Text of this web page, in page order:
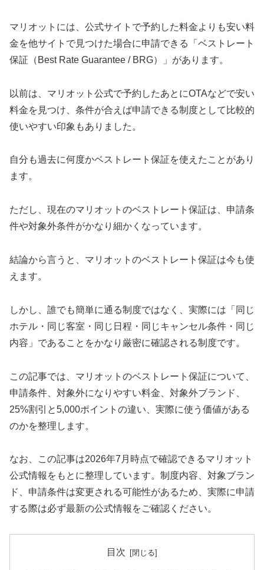
マリオットには、公式サイトで予約した料金よりも安い料
金を他サイトで見つけた場合に申請できる「ベストレート
保証（Best Rate Guarantee / BRG）」があります。
以前は、マリオット公式で予約したあとにOTAなどで安い
料金を見つけ、条件が合えば申請できる制度として比較的
使いやすい印象もありました。
自分も過去に何度かベストレート保証を使えたことがあり
ます。
ただし、現在のマリオットのベストレート保証は、申請条
件や対象外条件がかなり細かくなっています。
結論から言うと、マリオットのベストレート保証は今も使
えます。
しかし、誰でも簡単に通る制度ではなく、実際には「同じ
ホテル・同じ客室・同じ日程・同じキャンセル条件・同じ
内容」であることをかなり厳密に確認される制度です。
この記事では、マリオットのベストレート保証について、
申請条件、対象外になりやすい料金、対象外ブランド、
25%割引と5,000ポイントの違い、実際に使う価値がある
のかを整理します。
なお、この記事は2026年7月時点で確認できるマリオット
公式情報をもとに整理しています。制度内容、対象ブラン
ド、申請条件は変更される可能性があるため、実際に申請
する際は必ず最新の公式情報をご確認ください。
目次